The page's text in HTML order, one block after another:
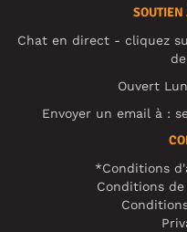
SOUTIEN
Chat en direct - cliquez
Ouvert
Envoyer un email à :
*Conditions
Conditions